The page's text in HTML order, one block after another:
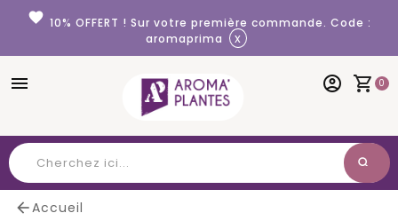
Panneau de gestion des cookies
favorite 10% OFFERT ! Sur votre première commande. Code :
aromaprima
x
menu shopping_cart 0
account_circle
search
Accueil